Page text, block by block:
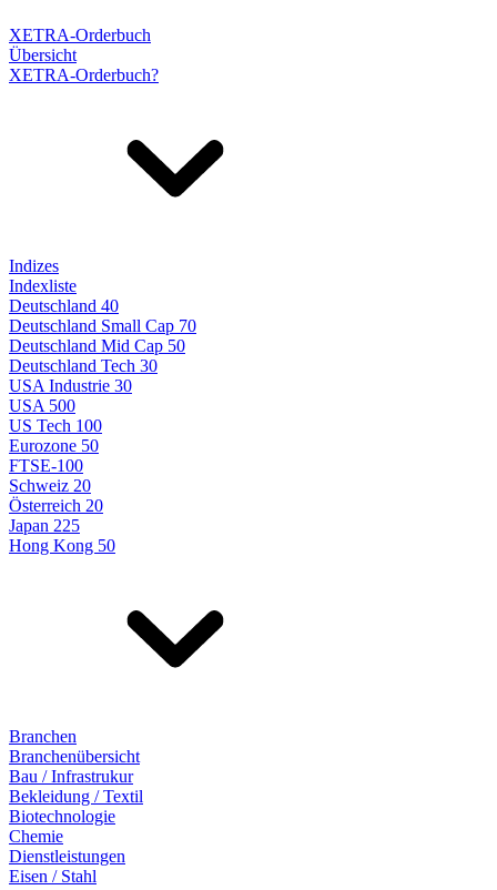
XETRA-Orderbuch
Übersicht
XETRA-Orderbuch?
Indizes
Indexliste
Deutschland 40
Deutschland Small Cap 70
Deutschland Mid Cap 50
Deutschland Tech 30
USA Industrie 30
USA 500
US Tech 100
Eurozone 50
FTSE-100
Schweiz 20
Österreich 20
Japan 225
Hong Kong 50
Branchen
Branchenübersicht
Bau / Infrastrukur
Bekleidung / Textil
Biotechnologie
Chemie
Dienstleistungen
Eisen / Stahl